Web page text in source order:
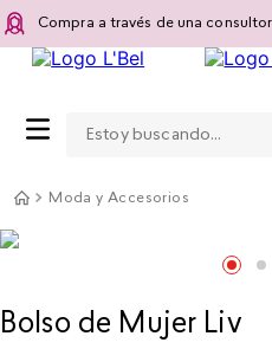
Compra a través de una
Moda y Accesorios
Bolso de Mujer Liv